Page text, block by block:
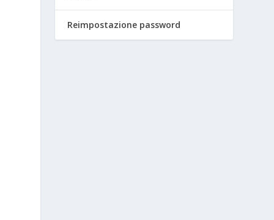
Reimpostazione password